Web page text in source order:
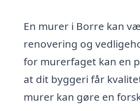
En murer i Borre kan
renovering og
for murerfaget kan en
at dit byggeri får
murer kan gøre en